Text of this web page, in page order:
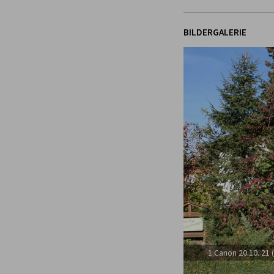
BILDERGALERIE
1 Canon 20.10. 21